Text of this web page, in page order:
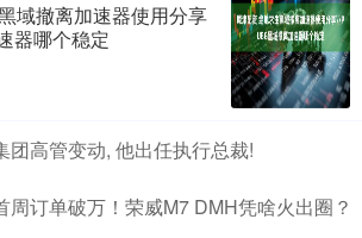
域撤离加速器使用分享
器哪个稳定
团高管变动, 他出任执行总裁!
周订单破万！荣威M7 DMH凭啥火出圈？